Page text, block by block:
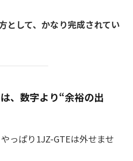
として、かなり完成されてい
、数字より“余裕の出
っぱり1JZ-GTEは外せませ